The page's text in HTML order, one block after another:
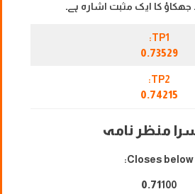
کا ایک مثبت اشارہ ہے۔
TP1:
0.73529
TP2:
0.74215
منظر نامہ
Closes below:
0.71100